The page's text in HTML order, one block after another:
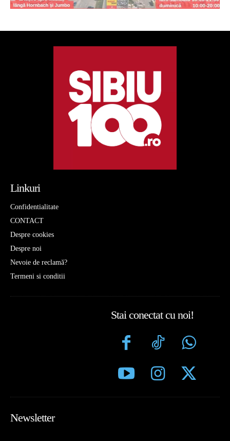
Linkuri
Confidentialitate
CONTACT
Despre cookies
Despre noi
Nevoie de reclamă?
Termeni si conditii
Stai conectat cu noi!
Newsletter